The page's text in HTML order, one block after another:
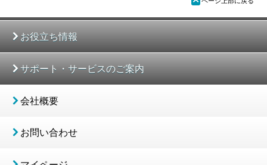
お役立ち情報
サポート・サービスのご案内
会社概要
お問い合わせ